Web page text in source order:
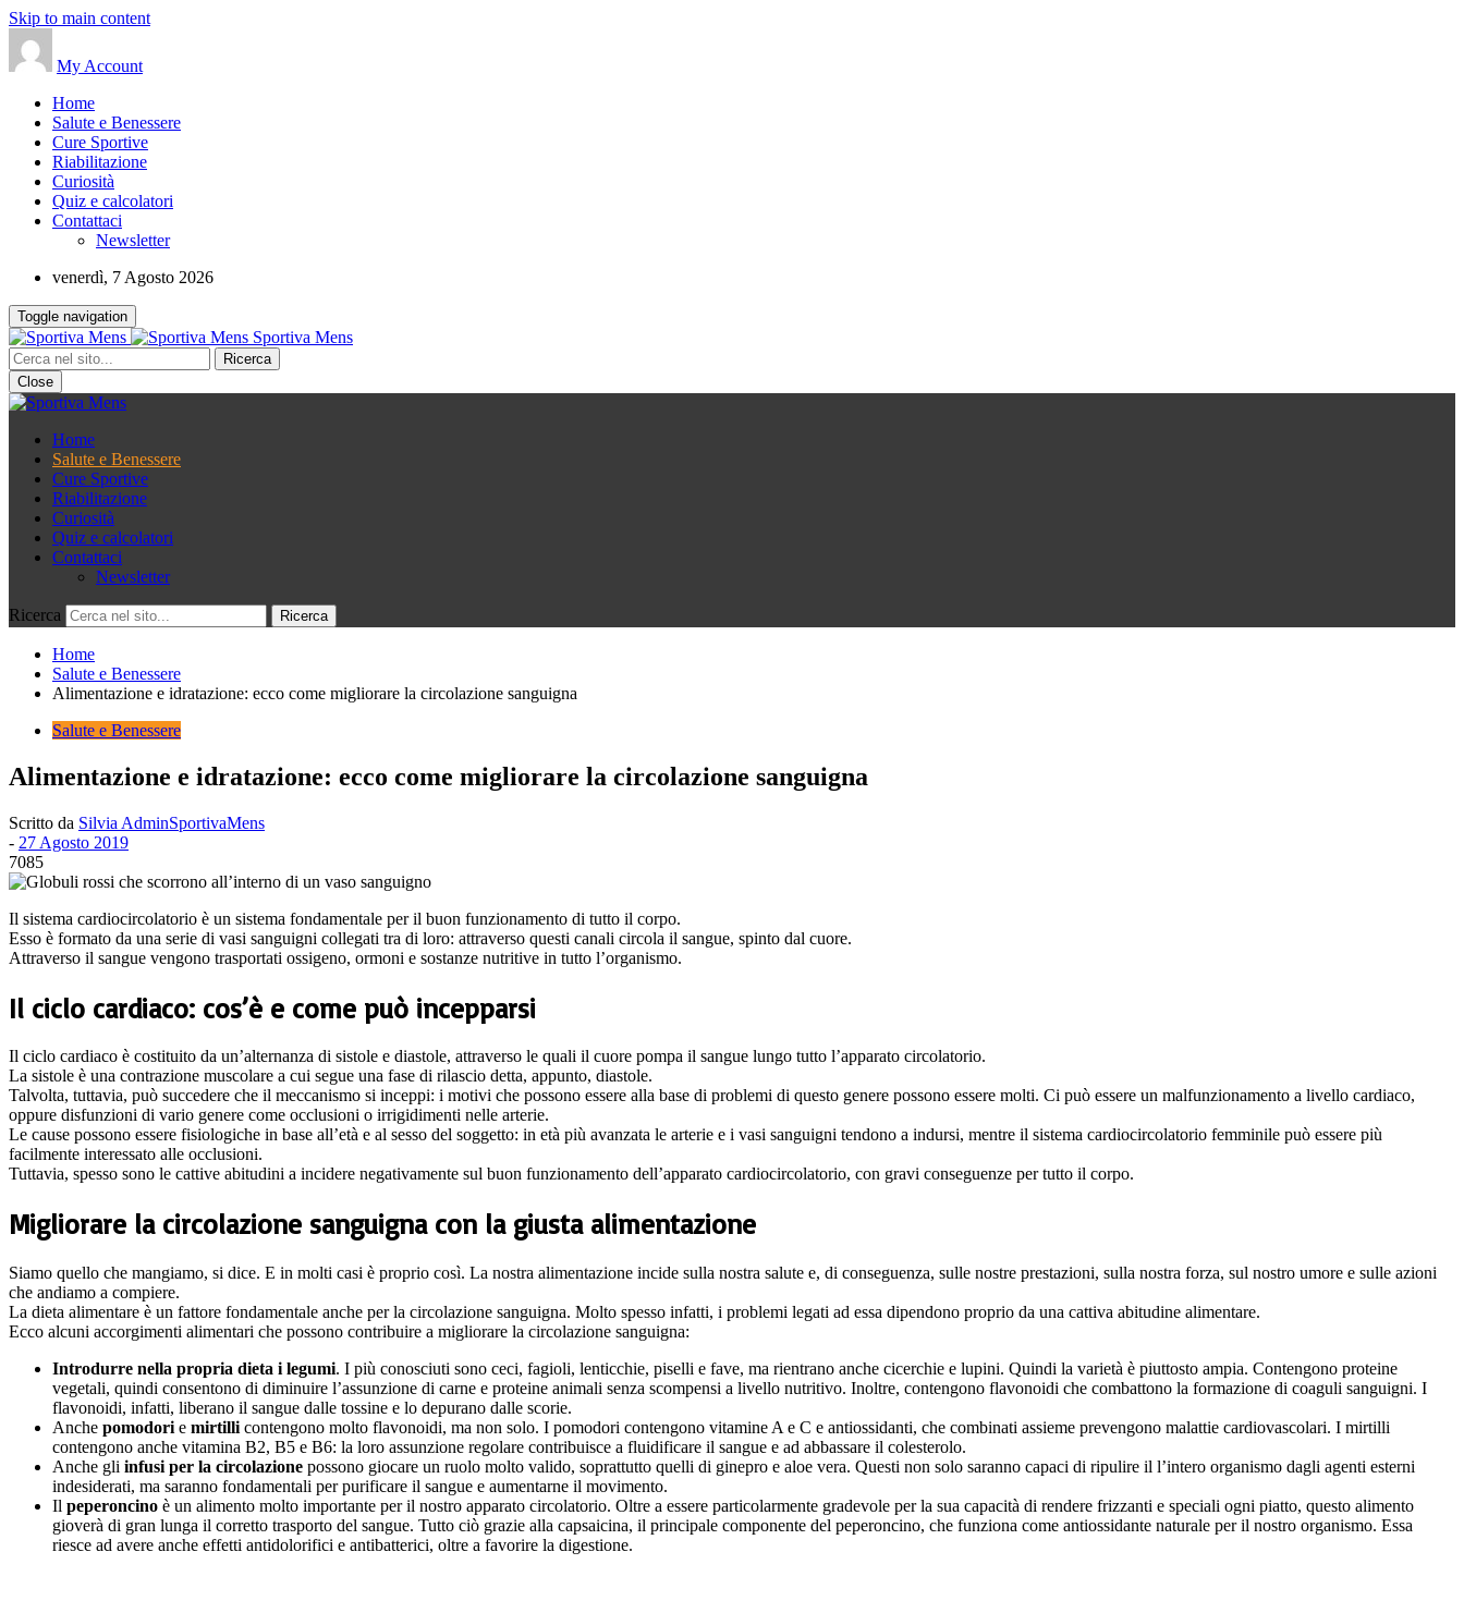
Skip to main content
My Account
Home
Salute e Benessere
Cure Sportive
Riabilitazione
Curiosità
Quiz e calcolatori
Contattaci
Newsletter
venerdì, 7 Agosto 2026
Toggle navigation
Sportiva Mens
Close
Home
Salute e Benessere
Cure Sportive
Riabilitazione
Curiosità
Quiz e calcolatori
Contattaci
Newsletter
Ricerca
Home
Salute e Benessere
Alimentazione e idratazione: ecco come migliorare la circolazione sanguigna
Salute e Benessere
Alimentazione e idratazione: ecco come migliorare la circolazione sanguigna
Scritto da Silvia AdminSportivaMens
- 27 Agosto 2019
7085
Il sistema cardiocircolatorio è un sistema fondamentale per il buon funzionamento di tutto il corpo.
Esso è formato da una serie di vasi sanguigni collegati tra di loro: attraverso questi canali circola il sangue, spinto dal cuore.
Attraverso il sangue vengono trasportati ossigeno, ormoni e sostanze nutritive in tutto l’organismo.
Il ciclo cardiaco: cos’è e come può incepparsi
Il ciclo cardiaco è costituito da un’alternanza di sistole e diastole, attraverso le quali il cuore pompa il sangue lungo tutto l’apparato circolatorio.
La sistole è una contrazione muscolare a cui segue una fase di rilascio detta, appunto, diastole.
Talvolta, tuttavia, può succedere che il meccanismo si inceppi: i motivi che possono essere alla base di problemi di questo genere possono essere molti. Ci può essere un malfunzionamento a livello cardiaco,
oppure disfunzioni di vario genere come occlusioni o irrigidimenti nelle arterie.
Le cause possono essere fisiologiche in base all’età e al sesso del soggetto: in età più avanzata le arterie e i vasi sanguigni tendono a indursi, mentre il sistema cardiocircolatorio femminile può essere più
facilmente interessato alle occlusioni.
Tuttavia, spesso sono le cattive abitudini a incidere negativamente sul buon funzionamento dell’apparato cardiocircolatorio, con gravi conseguenze per tutto il corpo.
Migliorare la circolazione sanguigna con la giusta alimentazione
Siamo quello che mangiamo, si dice. E in molti casi è proprio così. La nostra alimentazione incide sulla nostra salute e, di conseguenza, sulle nostre prestazioni, sulla nostra forza, sul nostro umore e sulle azioni
che andiamo a compiere.
La dieta alimentare è un fattore fondamentale anche per la circolazione sanguigna. Molto spesso infatti, i problemi legati ad essa dipendono proprio da una cattiva abitudine alimentare.
Ecco alcuni accorgimenti alimentari che possono contribuire a migliorare la circolazione sanguigna:
Introdurre nella propria dieta i legumi. I più conosciuti sono ceci, fagioli, lenticchie, piselli e fave, ma rientrano anche cicerchie e lupini. Quindi la varietà è piuttosto ampia. Contengono proteine
vegetali, quindi consentono di diminuire l’assunzione di carne e proteine animali senza scompensi a livello nutritivo. Inoltre, contengono flavonoidi che combattono la formazione di coaguli sanguigni. I
flavonoidi, infatti, liberano il sangue dalle tossine e lo depurano dalle scorie.
Anche pomodori e mirtilli contengono molto flavonoidi, ma non solo. I pomodori contengono vitamine A e C e antiossidanti, che combinati assieme prevengono malattie cardiovascolari. I mirtilli
contengono anche vitamina B2, B5 e B6: la loro assunzione regolare contribuisce a fluidificare il sangue e ad abbassare il colesterolo.
Anche gli infusi per la circolazione possono giocare un ruolo molto valido, soprattutto quelli di ginepro e aloe vera. Questi non solo saranno capaci di ripulire il l’intero organismo dagli agenti esterni
indesiderati, ma saranno fondamentali per purificare il sangue e aumentarne il movimento.
Il peperoncino è un alimento molto importante per il nostro apparato circolatorio. Oltre a essere particolarmente gradevole per la sua capacità di rendere frizzanti e speciali ogni piatto, questo alimento
gioverà di gran lunga il corretto trasporto del sangue. Tutto ciò grazie alla capsaicina, il principale componente del peperoncino, che funziona come antiossidante naturale per il nostro organismo. Essa
riesce ad avere anche effetti antidolorifici e antibatterici, oltre a favorire la digestione.